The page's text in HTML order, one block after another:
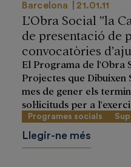
Barcelona 21.01.11
L’Obra Social ”la
de presentació de
convocatòries
El Programa de l'Obra
Projectes que
mes de gener els
sol·licituds per a
Programes socials
Llegir-ne més